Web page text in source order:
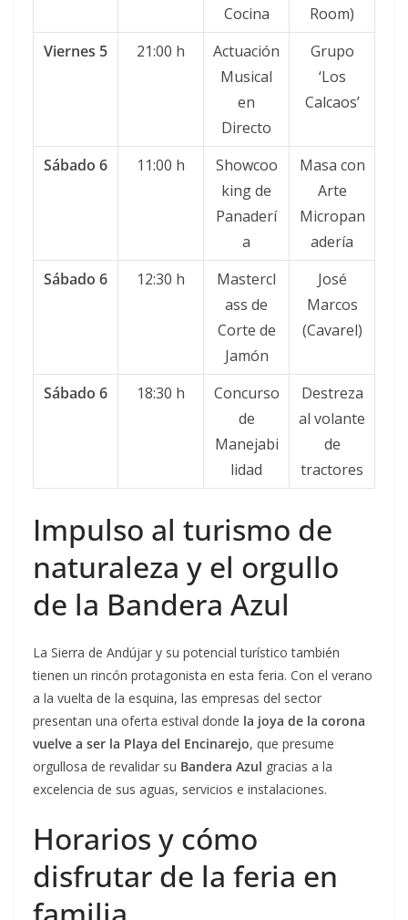
Cocina
Room)
Viernes 5
21:00 h
Actuación
Musical
en
Directo
Grupo
‘Los
Calcaos’
Sábado 6 11:00 h
Showcoo
king de
Panaderí
a
Masa con
Arte
Micropan
adería
Sábado 6
12:30 h
Mastercl
ass de
Corte de
Jamón
José
Marcos
(Cavarel)
Sábado 6 18:30 h
Concurso
de
Manejabi
lidad
Destreza
al volante
de
tractores
Impulso al turismo de
naturaleza y el orgullo
de la Bandera Azul
La Sierra de Andújar y su potencial turístico también
tienen un rincón protagonista en esta feria. Con el verano
a la vuelta de la esquina, las empresas del sector
presentan una oferta estival donde la joya de la corona
vuelve a ser la Playa del Encinarejo, que presume
orgullosa de revalidar su Bandera Azul gracias a la
excelencia de sus aguas, servicios e instalaciones.
Horarios y cómo
disfrutar de la feria en